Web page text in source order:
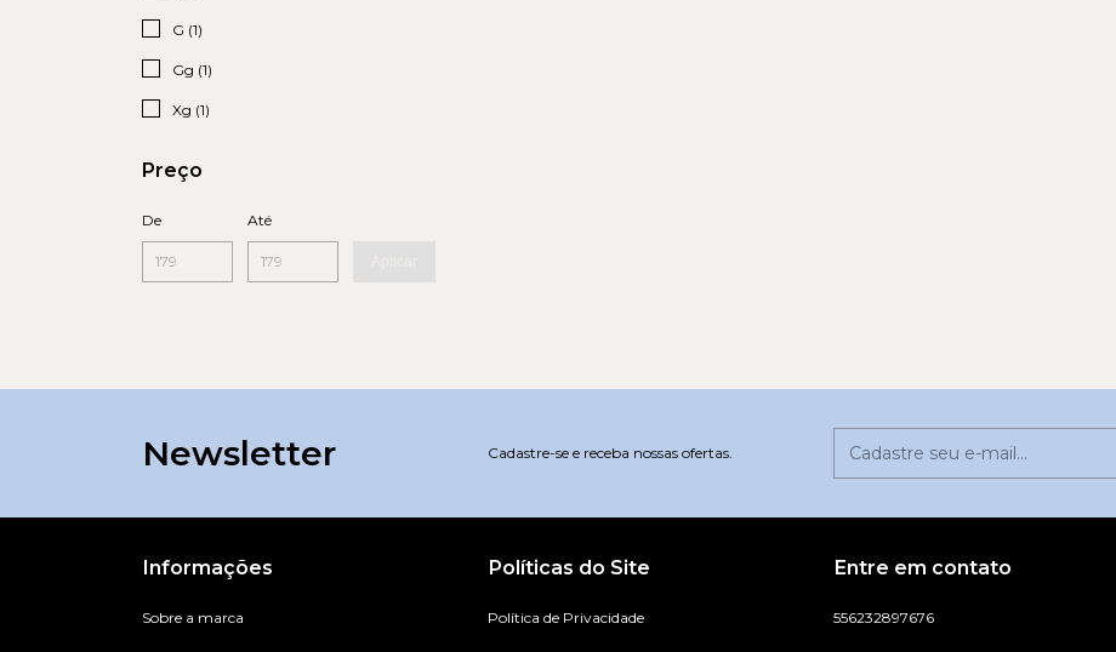
G (1)
Gg (1)
Xg (1)
Preço
De Até
Newsletter Cadastre-se e receba nossas ofertas.
Informações
Sobre a marca
Políticas do Site
Política de Privacidade
Entre em contato
556232897676